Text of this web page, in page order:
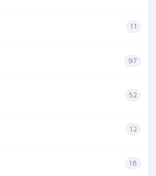
11
97
52
12
18